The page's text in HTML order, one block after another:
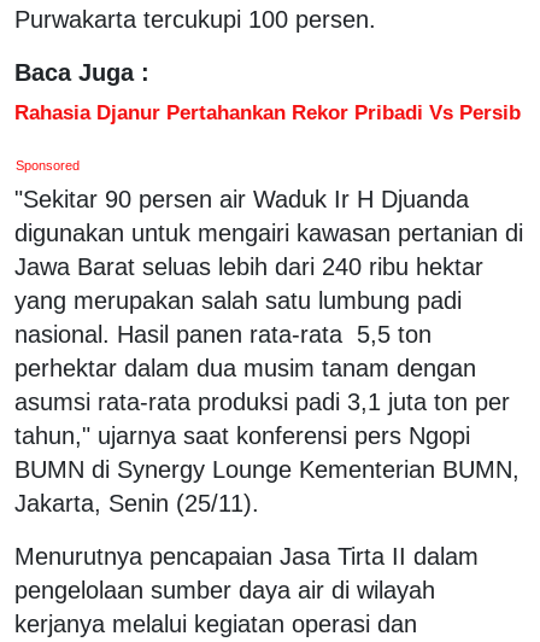
Purwakarta tercukupi 100 persen.
Baca Juga :
Rahasia Djanur Pertahankan Rekor Pribadi Vs Persib
Sponsored
"Sekitar 90 persen air Waduk Ir H Djuanda
digunakan untuk mengairi kawasan pertanian di
Jawa Barat seluas lebih dari 240 ribu hektar
yang merupakan salah satu lumbung padi
nasional. Hasil panen rata-rata 5,5 ton
perhektar dalam dua musim tanam dengan
asumsi rata-rata produksi padi 3,1 juta ton per
tahun," ujarnya saat konferensi pers Ngopi
BUMN di Synergy Lounge Kementerian BUMN,
Jakarta, Senin (25/11).
Menurutnya pencapaian Jasa Tirta II dalam
pengelolaan sumber daya air di wilayah
kerjanya melalui kegiatan operasi dan